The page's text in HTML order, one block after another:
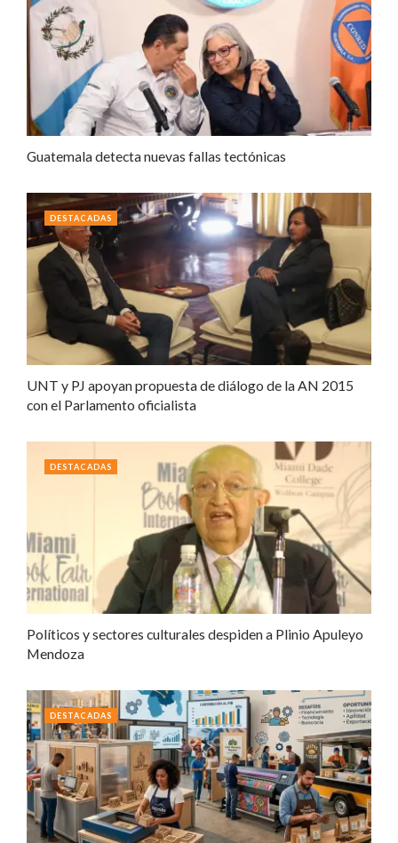
Guatemala detecta nuevas fallas tectónicas
UNT y PJ apoyan propuesta de diálogo de la AN 2015
con el Parlamento oficialista
DESTACADAS
Políticos y sectores culturales despiden a Plinio Apuleyo
Mendoza
DESTACADAS
DESTACADAS